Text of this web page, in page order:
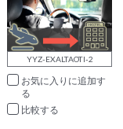
YYZ-EXALTAOTI-2
お気に入りに追加
比較